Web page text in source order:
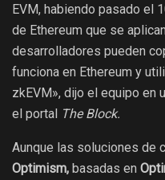
EVM, habiendo pasado el
de Ethereum que se
desarrolladores pueden
funciona en Ethereum y
zkEVM», dijo el equipo en
el portal The Block.
Aunque las soluciones de
Optimism, basadas en